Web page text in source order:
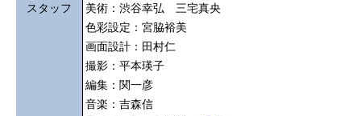
スタッフ
美術：渋谷幸弘 三宅真央
色彩設定：宮脇裕美
画面設計：田村仁
撮影：平本瑛子
編集：関一彦
音楽：吉森信